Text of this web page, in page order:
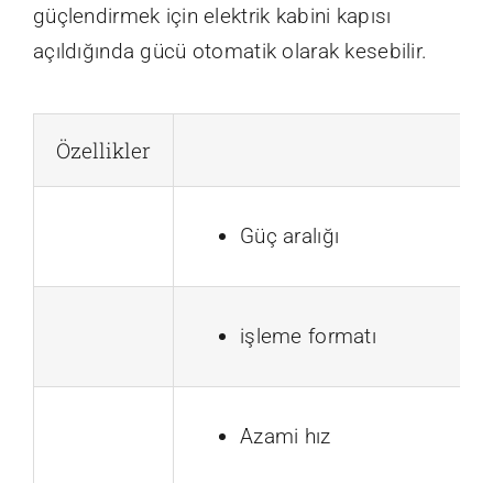
güçlendirmek için elektrik kabini kapısı
açıldığında gücü otomatik olarak kesebilir.
Özellikler
Güç aralığı
işleme formatı
Azami hız